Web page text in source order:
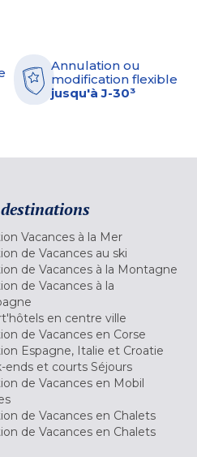
Annulation ou
modification flexible
jusqu'à J-30³
Vacances à la Mer
de Vacances au ski
de Vacances à la Montagne
de Vacances à la
en centre ville
de Vacances en Corse
Espagne, Italie et Croatie
ends et courts Séjours
de Vacances en Mobil
de Vacances en Chalets
de Vacances en Chalets